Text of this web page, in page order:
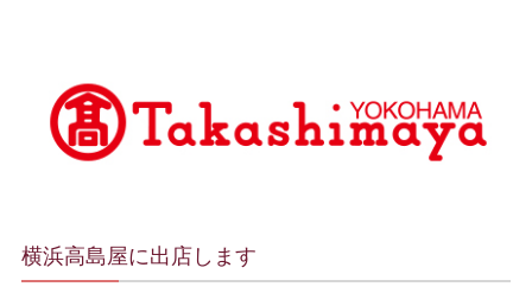
横浜高島屋に出店します